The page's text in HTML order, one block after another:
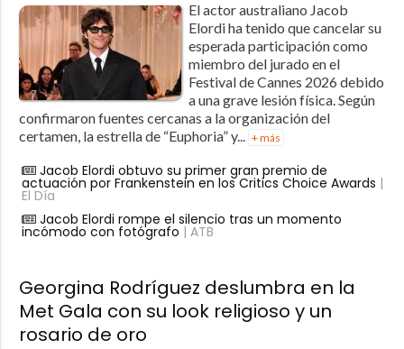
El actor australiano Jacob
Elordi ha tenido que cancelar su
esperada participación como
miembro del jurado en el
Festival de Cannes 2026 debido
a una grave lesión física. Según
confirmaron fuentes cercanas a la organización del
certamen, la estrella de “Euphoria” y... + más
Jacob Elordi obtuvo su primer gran premio de
actuación por Frankenstein en los Critics Choice Awards |
El Día
Jacob Elordi rompe el silencio tras un momento
incómodo con fotógrafo | ATB
Georgina Rodríguez deslumbra en la
Met Gala con su look religioso y un
rosario de oro